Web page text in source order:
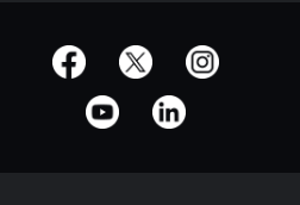
offizielle Social Media-Accounts